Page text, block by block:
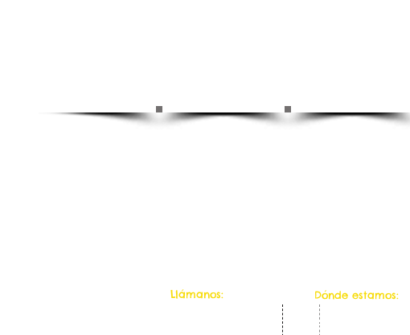
​​Llámanos: ​Dónde estamos:
C/Pardillo,1 1J